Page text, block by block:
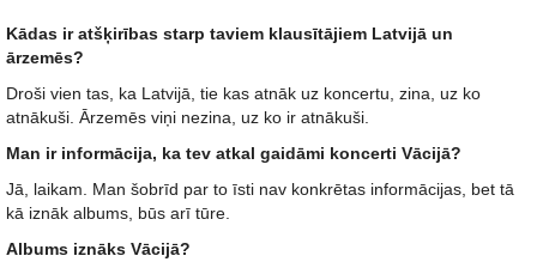
Kādas ir atšķirības starp taviem klausītājiem Latvijā un
ārzemēs?
Droši vien tas, ka Latvijā, tie kas atnāk uz koncertu, zina, uz ko
atnākuši. Ārzemēs viņi nezina, uz ko ir atnākuši.
Man ir informācija, ka tev atkal gaidāmi koncerti Vācijā?
Jā, laikam. Man šobrīd par to īsti nav konkrētas informācijas, bet tā
kā iznāk albums, būs arī tūre.
Albums iznāks Vācijā?